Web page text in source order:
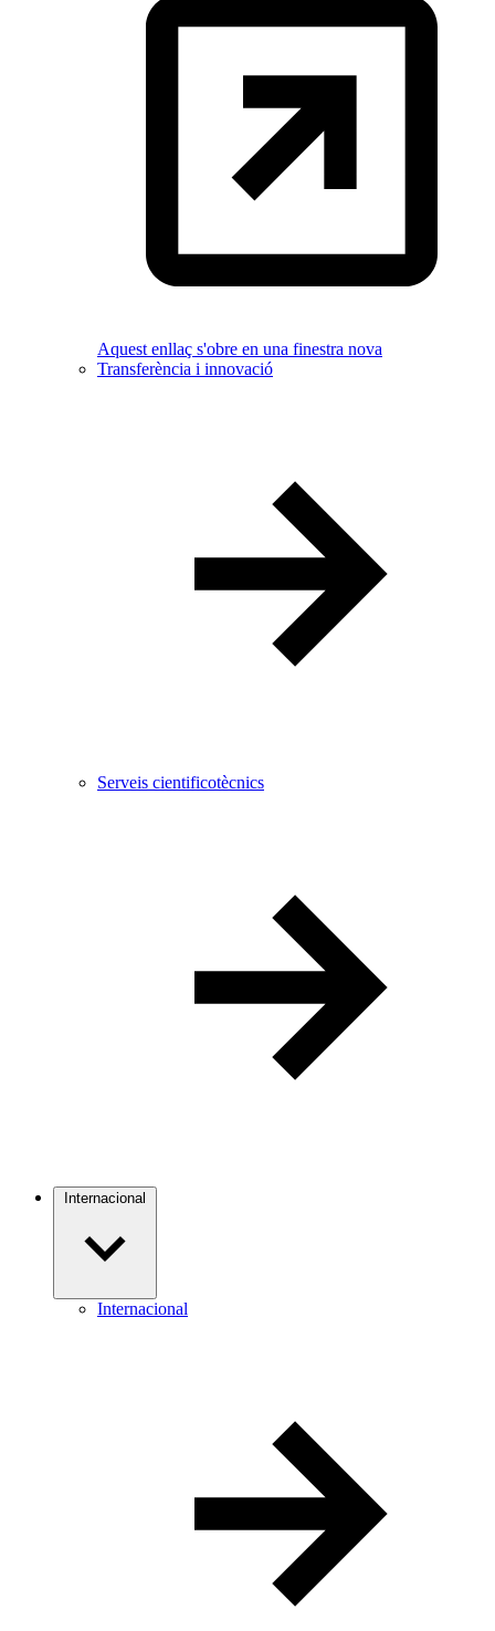
Aquest enllaç s'obre en una finestra nova
Transferència i innovació
Serveis cientificotècnics
Internacional
Internacional